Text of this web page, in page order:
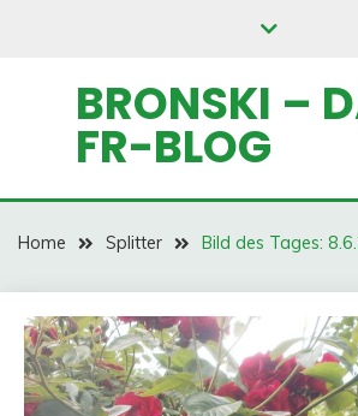
BRONSKI –
FR-BLOG
Home Splitter Bild des Tages: